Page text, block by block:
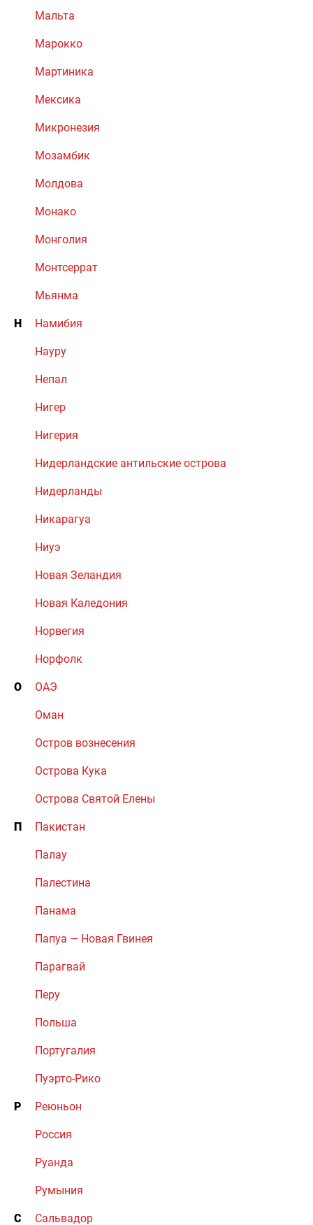
Мальта
Марокко
Мартиника
Мексика
Микронезия
Мозамбик
Молдова
Монако
Монголия
Монтсеррат
Мьянма
Н Намибия
Науру
Непал
Нигер
Нигерия
Нидерландские антильские острова
Нидерланды
Никарагуа
Ниуэ
Новая Зеландия
Новая Каледония
Норвегия
Норфолк
О ОАЭ
Оман
Остров вознесения
Острова Кука
Острова Святой Елены
П Пакистан
Палау
Палестина
Панама
Папуа — Новая Гвинея
Парагвай
Перу
Польша
Португалия
Пуэрто-Рико
Р Реюньон
Россия
Руанда
Румыния
С Сальвадор